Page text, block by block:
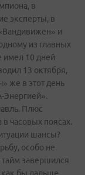
в
эксперты, в
и
из главных
имел 10 дней
13 октября,
же в этот день
Энергией».
Плюс
часовых поясах.
шансы?
особо не
завершился
как бы дальше